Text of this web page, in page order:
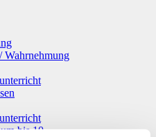
Wahrnehmung
bis 10